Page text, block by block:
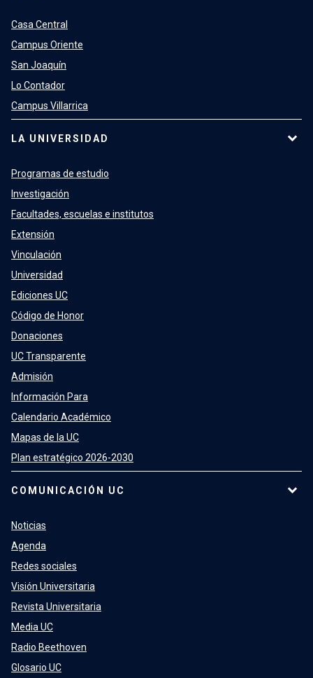
Casa Central
Campus Oriente
San Joaquín
Lo Contador
Campus Villarrica
LA UNIVERSIDAD
Programas de estudio
Investigación
Facultades, escuelas e institutos
Extensión
Vinculación
Universidad
Ediciones UC
Código de Honor
Donaciones
UC Transparente
Admisión
Información Para
Calendario Académico
Mapas de la UC
Plan estratégico 2026-2030
COMUNICACIÓN UC
Noticias
Agenda
Redes sociales
Visión Universitaria
Revista Universitaria
Media UC
Radio Beethoven
Glosario UC